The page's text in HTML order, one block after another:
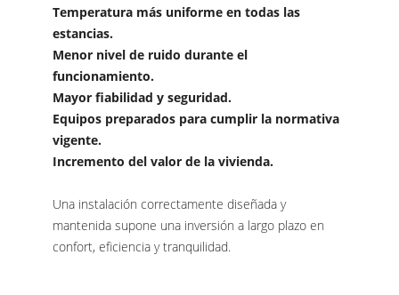
Temperatura más uniforme en todas las
estancias.
Menor nivel de ruido durante el
funcionamiento.
Mayor fiabilidad y seguridad.
Equipos preparados para cumplir la normativa
vigente.
Incremento del valor de la vivienda.
Una instalación correctamente diseñada y
mantenida supone una inversión a largo plazo en
confort, eficiencia y tranquilidad.